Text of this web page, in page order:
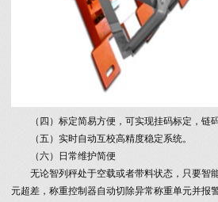
（四）标定简易方便，可实现挂码标定，链码
（五）实时自动互校高精度稳定系统。
（六）日常维护简便
无论智列秤处于空载或者带料状态，只要智
元超差，称重控制器自动切除异常称重单元并报